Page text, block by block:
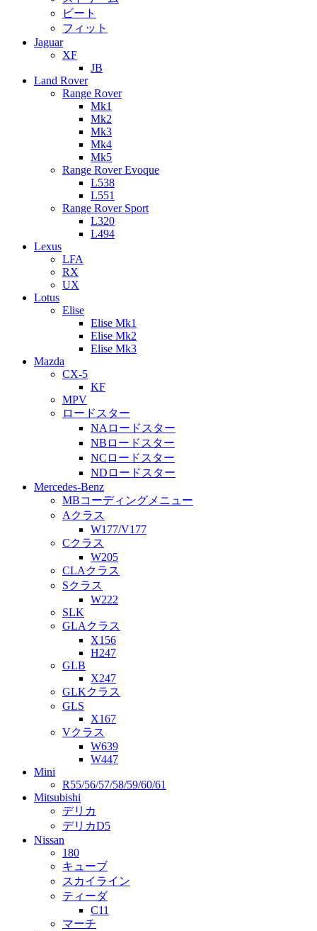
ビート
フィット
Jaguar
XF
JB
Land Rover
Range Rover
Mk1
Mk2
Mk3
Mk4
Mk5
Range Rover Evoque
L538
L551
Range Rover Sport
L320
L494
Lexus
LFA
RX
UX
Lotus
Elise
Elise Mk1
Elise Mk2
Elise Mk3
Mazda
CX-5
KF
MPV
ロードスター
NAロードスター
NBロードスター
NCロードスター
NDロードスター
Mercedes-Benz
MBコーディングメニュー
Aクラス
W177/V177
Cクラス
W205
CLAクラス
Sクラス
W222
SLK
GLAクラス
X156
H247
GLB
X247
GLKクラス
GLS
X167
Vクラス
W639
W447
Mini
R55/56/57/58/59/60/61
Mitsubishi
デリカ
デリカD5
Nissan
180
キューブ
スカイライン
ティーダ
C11
マーチ